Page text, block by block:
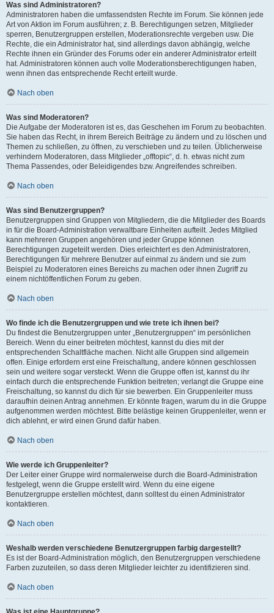
Was sind Administratoren?
Administratoren haben die umfassendsten Rechte im Forum. Sie können jede
Art von Aktion im Forum ausführen; z. B. Berechtigungen setzen, Mitglieder
sperren, Benutzergruppen erstellen, Moderationsrechte vergeben usw. Die
Rechte, die ein Administrator hat, sind allerdings davon abhängig, welche
Rechte ihnen ein Gründer des Forums oder ein anderer Administrator erteilt
hat. Administratoren können auch volle Moderationsberechtigungen haben,
wenn ihnen das entsprechende Recht erteilt wurde.
Nach oben
Was sind Moderatoren?
Die Aufgabe der Moderatoren ist es, das Geschehen im Forum zu beobachten.
Sie haben das Recht, in ihrem Bereich Beiträge zu ändern und zu löschen und
Themen zu schließen, zu öffnen, zu verschieben und zu teilen. Üblicherweise
verhindern Moderatoren, dass Mitglieder „offtopic“, d. h. etwas nicht zum
Thema Passendes, oder Beleidigendes bzw. Angreifendes schreiben.
Nach oben
Was sind Benutzergruppen?
Benutzergruppen sind Gruppen von Mitgliedern, die die Mitglieder des Boards
in für die Board-Administration verwaltbare Einheiten aufteilt. Jedes Mitglied
kann mehreren Gruppen angehören und jeder Gruppe können
Berechtigungen zugeteilt werden. Dies erleichtert es den Administratoren,
Berechtigungen für mehrere Benutzer auf einmal zu ändern und sie zum
Beispiel zu Moderatoren eines Bereichs zu machen oder ihnen Zugriff zu
einem nichtöffentlichen Forum zu geben.
Nach oben
Wo finde ich die Benutzergruppen und wie trete ich ihnen bei?
Du findest die Benutzergruppen unter „Benutzergruppen“ im persönlichen
Bereich. Wenn du einer beitreten möchtest, kannst du dies mit der
entsprechenden Schaltfläche machen. Nicht alle Gruppen sind allgemein
offen. Einige erfordern erst eine Freischaltung, andere können geschlossen
sein und weitere sogar versteckt. Wenn die Gruppe offen ist, kannst du ihr
einfach durch die entsprechende Funktion beitreten; verlangt die Gruppe eine
Freischaltung, so kannst du dich für sie bewerben. Ein Gruppenleiter muss
daraufhin deinen Antrag annehmen. Er könnte fragen, warum du in die Gruppe
aufgenommen werden möchtest. Bitte belästige keinen Gruppenleiter, wenn er
dich ablehnt, er wird einen Grund dafür haben.
Nach oben
Wie werde ich Gruppenleiter?
Der Leiter einer Gruppe wird normalerweise durch die Board-Administration
festgelegt, wenn die Gruppe erstellt wird. Wenn du eine eigene
Benutzergruppe erstellen möchtest, dann solltest du einen Administrator
kontaktieren.
Nach oben
Weshalb werden verschiedene Benutzergruppen farbig dargestellt?
Es ist der Board-Administration möglich, den Benutzergruppen verschiedene
Farben zuzuteilen, so dass deren Mitglieder leichter zu identifizieren sind.
Nach oben